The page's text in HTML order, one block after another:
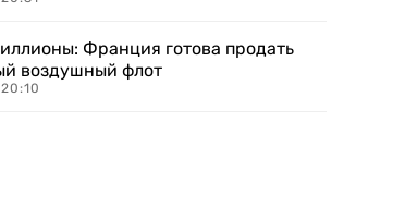
Франция готова продать
воздушный флот